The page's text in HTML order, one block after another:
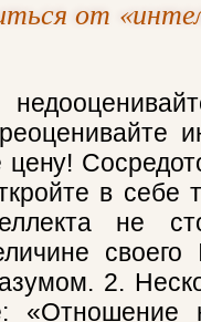
от
в себе
не
2.
«Отношение